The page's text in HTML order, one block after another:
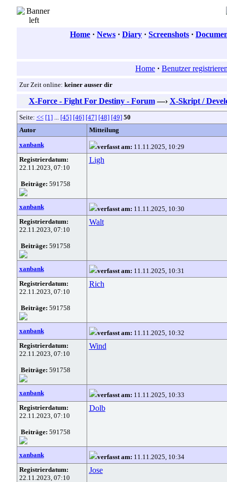
Home · News · Diary · Screenshots ·
Home · Benutzer
Zur Zeit online: keiner ausser dir
X-Force - Fight For Destiny - Forum —› X-Skript /
Seite: << [1]... [45] [46] [47] [48] [49] 50
Autor
Mitteilung
xanbank
verfasst am: 11.11.2025, 10:29
Registrierdatum:
22.11.2023, 07:10
Beiträge: 591758
Ligh
xanbank verfasst am: 11.11.2025, 10:30
Registrierdatum:
22.11.2023, 07:10
Beiträge: 591758
Walt
xanbank verfasst am: 11.11.2025, 10:31
Registrierdatum:
22.11.2023, 07:10
Beiträge: 591758
Rich
xanbank verfasst am: 11.11.2025, 10:32
Registrierdatum:
22.11.2023, 07:10
Beiträge: 591758
Wind
xanbank verfasst am: 11.11.2025, 10:33
Registrierdatum:
22.11.2023, 07:10
Beiträge: 591758
Dolb
xanbank verfasst am: 11.11.2025, 10:34
Registrierdatum:
22.11.2023, 07:10
Jose